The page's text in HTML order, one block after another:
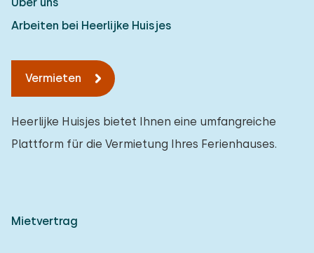
Arbeiten bei Heerlijke Huisjes
Vermieten
Heerlijke Huisjes bietet Ihnen eine umfangreiche
Plattform für die Vermietung Ihres Ferienhauses.
Mietvertrag